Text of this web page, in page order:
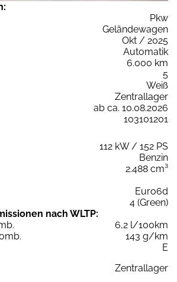
Pkw
Geländewagen
Okt / 2025
Automatik
6.000 km
5
Weiß
Zentrallager
ab ca. 10.08.2026
103101201
112 kW / 152 PS
Benzin
2.488 cm³
Euro6d
4 (Green)
nach WLTP:
6,2 l/100km
143 g/km
E
Zentrallager